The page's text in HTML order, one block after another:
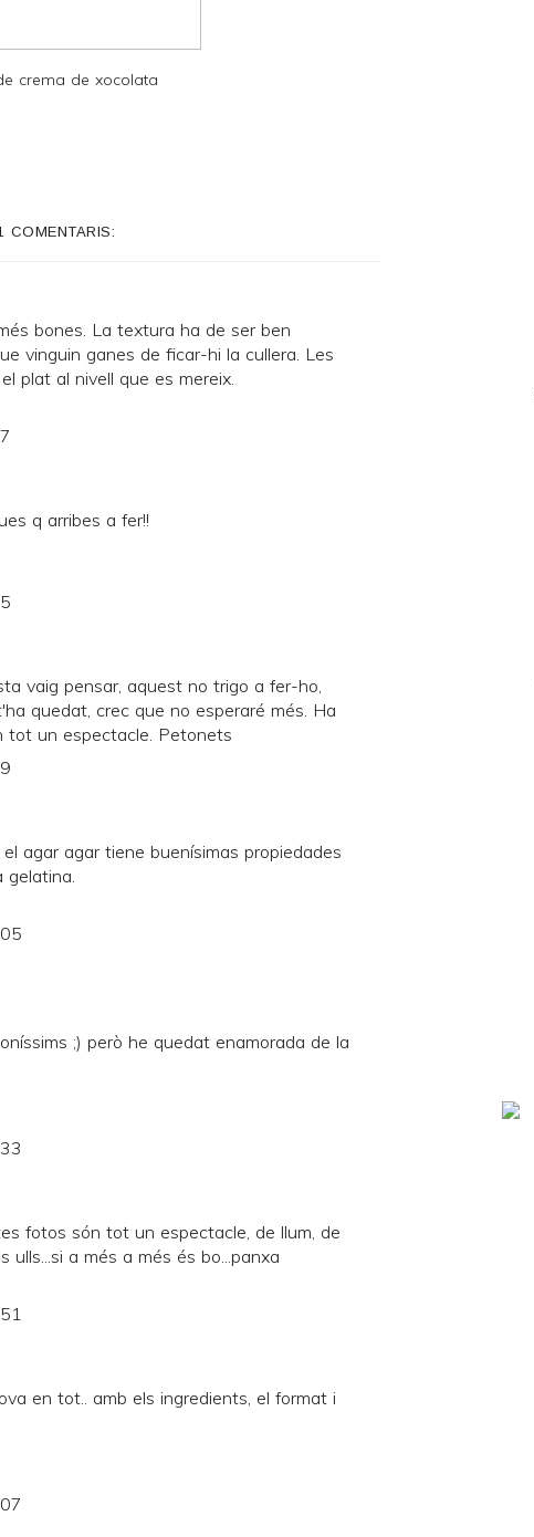
crema de xocolata
COMENTARIS:
bones. La textura ha de ser ben
vinguin ganes de ficar-hi la cullera. Les
plat al nivell que es mereix.
q arribes a fer!!
vaig pensar, aquest no trigo a fer-ho,
quedat, crec que no esperaré més. Ha
tot un espectacle. Petonets
el agar agar tiene buenísimas propiedades
gelatina.
;) però he quedat enamorada de la
fotos són tot un espectacle, de llum, de
ulls...si a més a més és bo...panxa
en tot.. amb els ingredients, el format i